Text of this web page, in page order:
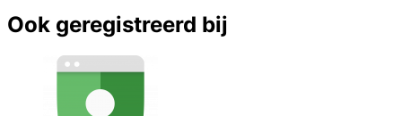
Ook geregistreerd bij